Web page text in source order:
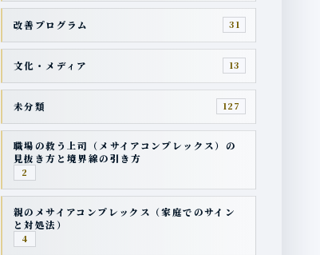
改善プログラム 31
文化・メディア 13
未分類 127
職場の救う上司（メサイアコンプレックス）の
見抜き方と境界線の引き方
2
親のメサイアコンプレックス（家庭でのサイン
と対処法）
4